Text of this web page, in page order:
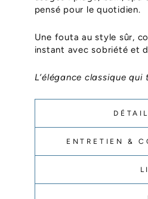
pensé pour le quotidien.
Une fouta au style sûr,
instant avec sobriété et
L’élégance classique
ENTRETIEN &